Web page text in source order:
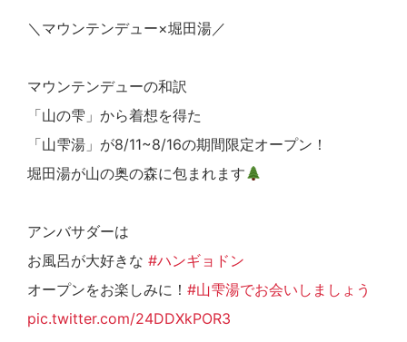
＼マウンテンデュー×堀田湯／
マウンテンデューの和訳
「山の雫」から着想を得た
「山雫湯」が8/11~8/16の期間限定オープン！
堀田湯が山の奥の森に包まれます
アンバサダーは
お風呂が大好きな #ハンギョドン
オープンをお楽しみに！ #山雫湯でお会いしましょう
pic.twitter.com/24DDXkPOR3